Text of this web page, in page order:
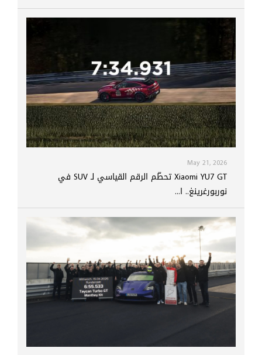
May 21, 2026
Xiaomi YU7 GT تحطّم الرقم القياسي لـ SUV في
نوربورغرينغ.. ا...